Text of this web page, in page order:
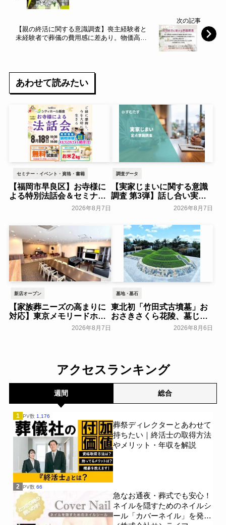
次の記事
【親の終活に関する意識調査】喪主経験者と
未経験者で葬儀の費用感に差あり。物価高で
ス・エム・エス～
あわせて読みたい
セミナー・イベント・資格・書籍
【福岡市早良区】お寺様に
よる特別法話会＆セミナー
特典「無料試食会」を8月
18日(月)にシティホール飯
一般公開
2026年8月7日
調査データ
【実家じまいに関する意識
調査 第3弾】話し合い実施
率は29.5％で前回から低
下。「大相続時代」でも家
族の会話は進まず～すむた
す～
一般公開
2026年8月7日
新店オープン
【家族葬ニーズの高まりに
対応】東京メモリードホー
ルに貸切型家族葬空間『第
2026年8月7日
墓地・墓石
東北初「竹田式古墳墓」お
おさきさくら花陵、墓じま
いのご負担を軽減する「墓
式会社前方後円墳】～前方
2026年8月6日
アクセスランキング
週間 総合
1 PV数 1,176
葬祭ディレクターとあわせて
持ちたい｜終活士の取得方法
やメリット・年収を解説
2 PV数 66
急なお通夜・葬式でも安心！
ネイルを隠すためのネイルシ
ール「カバーネイル」を発売